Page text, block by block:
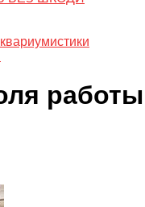
работы